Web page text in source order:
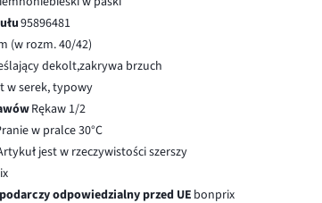
95896481
(w rozm. 40/42)
dekolt,zakrywa brzuch
w serek, typowy
Rękaw 1/2
w pralce 30°C
jest w rzeczywistości szerszy
odpowiedzialny przed UE bonprix